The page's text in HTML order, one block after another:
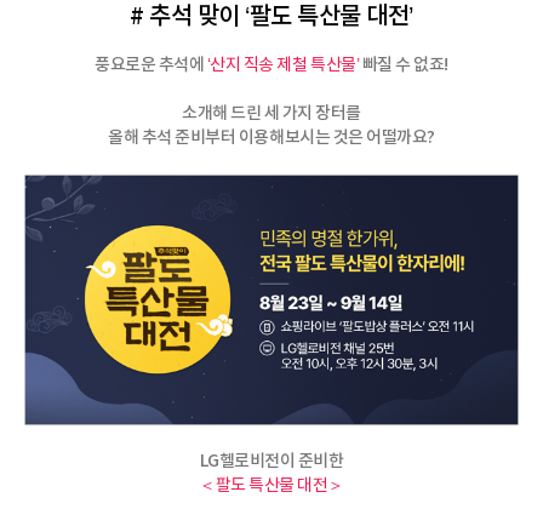
# 추석 맞이 ‘팔도 특산물 대전’
풍요로운 추석에 ‘산지 직송 제철 특산물’빠질 수 없죠!
소개해 드린 세 가지 장터를
올해 추석 준비부터 이용해보시는 것은 어떨까요?
LG헬로비전이 준비한
＜팔도 특산물 대전＞